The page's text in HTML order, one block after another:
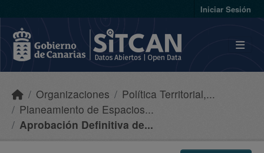
Iniciar Sesión
Organizaciones
Política Territorial,...
Planeamiento de Espacios...
Aprobación Definitiva de...